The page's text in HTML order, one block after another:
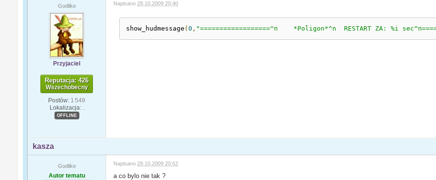
Godlike
Przyjaciel
Reputacja: 426
Wszechobecny
Postów: 1 549
Lokalizacja:
OFFLINE
Napisano 28.10.2009 20:40
show_hudmessage (0 , "==================^n    *Poligon*^n  RESTART ZA: %i
kasza
Godlike
Autor tematu
Napisano 28.10.2009 20:52
a co bylo nie tak ?